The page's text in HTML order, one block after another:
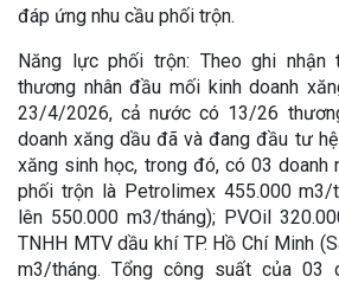
đáp ứng nhu cầu phối trộn.
Năng lực phối trộn: Theo ghi
thương nhân đầu mối kinh doanh
23/4/2026, cả nước có 13/26
doanh xăng dầu đã và đang đầu tư
xăng sinh học, trong đó, có 03 doanh
phối trộn là Petrolimex 455.000 m3/
lên 550.000 m3/tháng); PVOil
TNHH MTV dầu khí TP. Hồ Chí Minh
m3/tháng. Tổng công suất của 03